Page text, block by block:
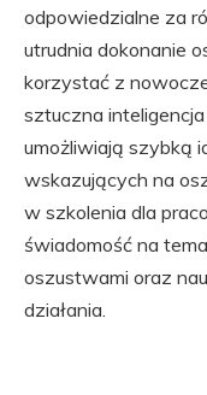
odpowiedzialne za
utrudnia dokonanie
korzystać z
sztuczna
umożliwiają szybką
wskazujących na
w szkolenia dla
świadomość na
oszustwami oraz
działania.